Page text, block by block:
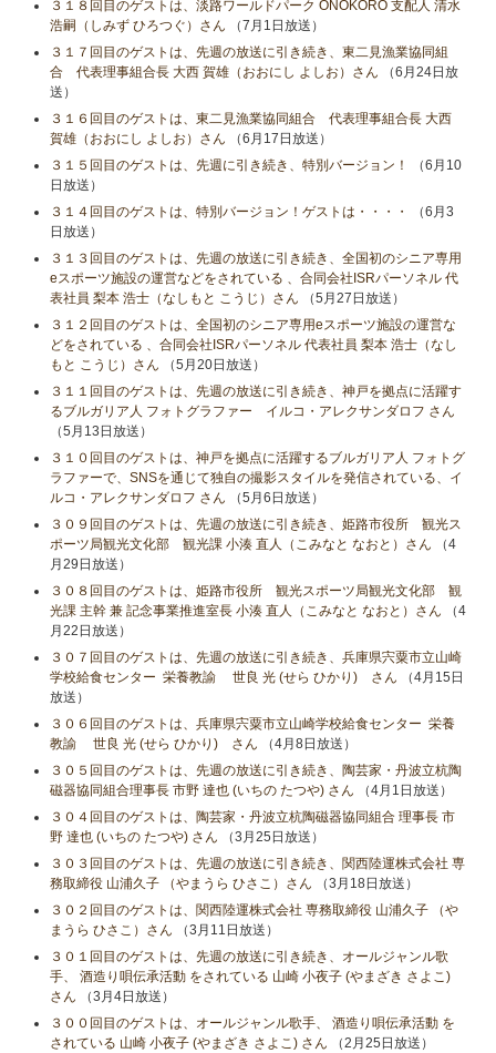
３１８回目のゲストは、淡路ワールドパーク ONOKORO 支配人 清水
浩嗣（しみず ひろつぐ）さん （7月1日放送）
３１７回目のゲストは、先週の放送に引き続き、東二見漁業協同組
合 代表理事組合長 大西 賀雄（おおにし よしお）さん （6月24日放
送）
３１６回目のゲストは、東二見漁業協同組合 代表理事組合長 大西
賀雄（おおにし よしお）さん （6月17日放送）
３１５回目のゲストは、先週に引き続き、特別バージョン！
（6月10
日放送）
３１４回目のゲストは、特別バージョン！ゲストは・・・・
（6月3
日放送）
３１３回目のゲストは、先週の放送に引き続き、全国初のシニア専用
eスポーツ施設の運営などをされている 、合同会社ISRパーソネル 代
表社員 梨本 浩士（なしもと こうじ）さん （5月27日放送）
３１２回目のゲストは、全国初のシニア専用eスポーツ施設の運営な
どをされている 、合同会社ISRパーソネル 代表社員 梨本 浩士（なし
もと こうじ）さん （5月20日放送）
３１１回目のゲストは、先週の放送に引き続き、神戸を拠点に活躍す
るブルガリア人 フォトグラファー イルコ・アレクサンダロフ さん
（5月13日放送）
３１０回目のゲストは、神戸を拠点に活躍するブルガリア人 フォトグ
ラファーで、SNSを通じて独自の撮影スタイルを発信されている、イ
ルコ・アレクサンダロフ さん （5月6日放送）
３０９回目のゲストは、先週の放送に引き続き、姫路市役所 観光ス
ポーツ局観光文化部 観光課 小湊 直人（こみなと なおと）さん （4
月29日放送）
３０８回目のゲストは、姫路市役所 観光スポーツ局観光文化部 観
光課 主幹 兼 記念事業推進室長 小湊 直人（こみなと なおと）さん （4
月22日放送）
３０７回目のゲストは、先週の放送に引き続き、兵庫県宍粟市立山崎
学校給食センター 栄養教諭 世良 光 (せら ひかり) さん （4月15日
放送）
３０６回目のゲストは、兵庫県宍粟市立山崎学校給食センター 栄養
教諭 世良 光 (せら ひかり) さん （4月8日放送）
３０５回目のゲストは、先週の放送に引き続き、陶芸家・丹波立杭陶
磁器協同組合理事長 市野 達也 (いちの たつや) さん （4月1日放送）
３０４回目のゲストは、陶芸家・丹波立杭陶磁器協同組合 理事長 市
野 達也 (いちの たつや) さん （3月25日放送）
３０３回目のゲストは、先週の放送に引き続き、関西陸運株式会社 専
務取締役 山浦久子 （やまうら ひさこ）さん （3月18日放送）
３０２回目のゲストは、関西陸運株式会社 専務取締役 山浦久子 （や
まうら ひさこ）さん （3月11日放送）
３０１回目のゲストは、先週の放送に引き続き、オールジャンル歌
手、 酒造り唄伝承活動 をされている 山崎 小夜子 (やまざき さよこ)
さん （3月4日放送）
３００回目のゲストは、オールジャンル歌手、 酒造り唄伝承活動 を
されている 山崎 小夜子 (やまざき さよこ) さん （2月25日放送）